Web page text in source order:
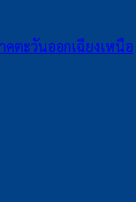
ตะวันออกเฉียงเหนือ